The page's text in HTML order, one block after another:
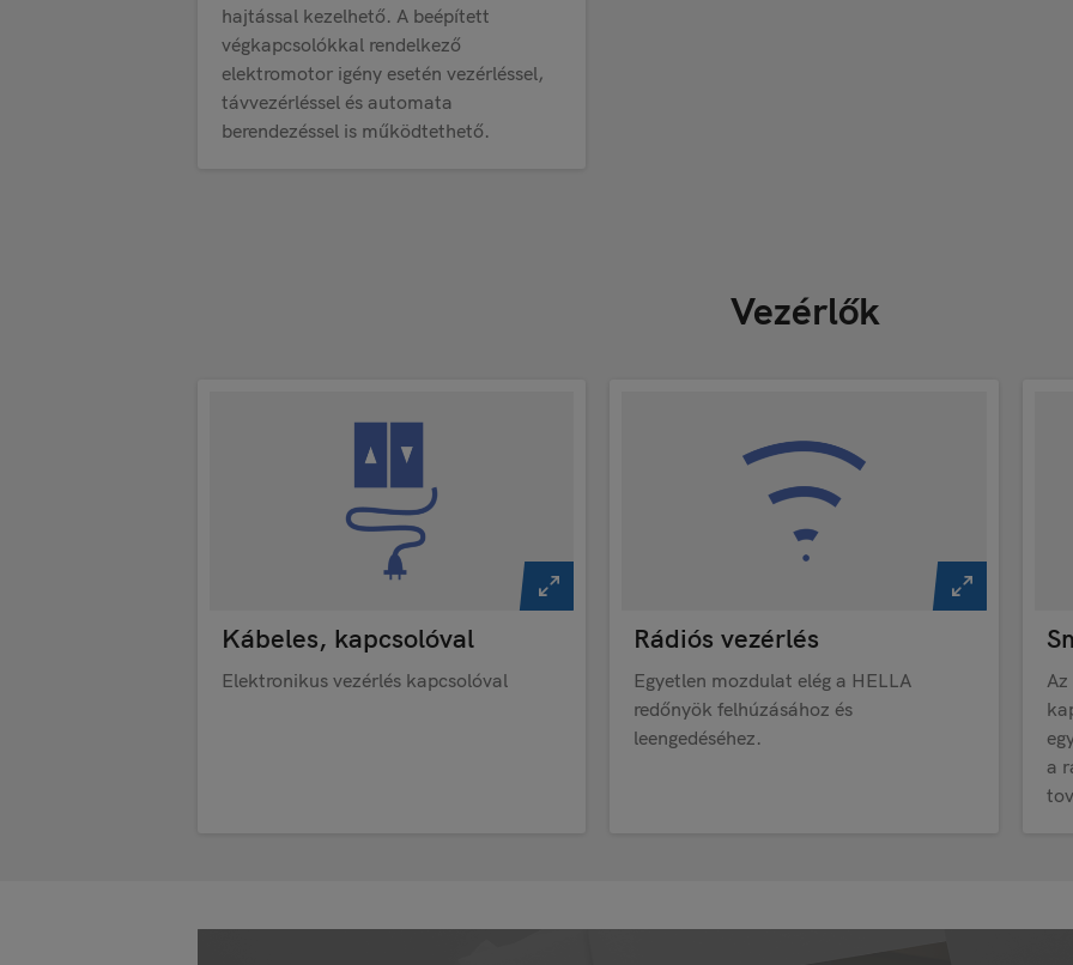
hajtással kezelhető. A beépített
végkapcsolókkal rendelkező
elektromotor igény esetén vezérléssel,
távvezérléssel és automata
berendezéssel is működtethető.
Vezérlők
Kábeles, kapcsolóval
Elektronikus vezérlés kapcsolóval
Rádiós vezérlés
Egyetlen mozdulat elég a HELLA
redőnyök felhúzásához és
leengedéséhez.
a